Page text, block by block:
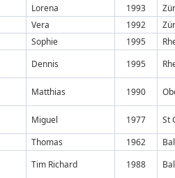
Lorena 1993
Vera 1992
Sophie 1995
Dennis 1995
Matthias 1990
Miguel 1977
St
Thomas 1962
Tim Richard 1988